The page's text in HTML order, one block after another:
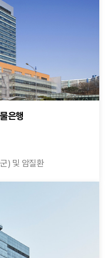
은행
) 및 암질환